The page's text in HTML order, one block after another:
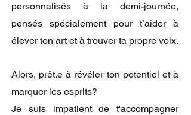
personnalisés à la demi-journée,
pensés spécialement pour t’aider à
élever ton art et à trouver ta propre voix.
Alors, prêt.e à révéler ton potentiel et à
marquer les esprits?
Je suis impatient de t'accompagner